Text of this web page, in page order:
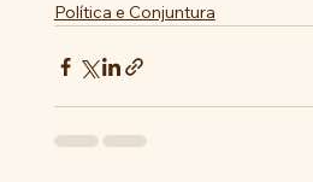
Política e Conjuntura